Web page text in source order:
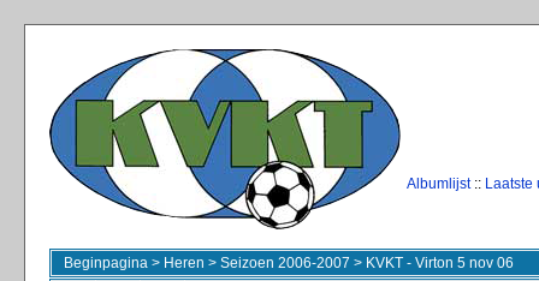
Albumlijst:: Laatste
Beginpagina > Heren > Seizoen 2006-2007 > KVKT - Virton 5 nov 06